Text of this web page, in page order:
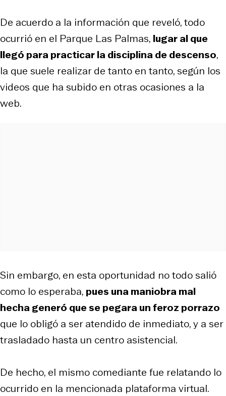
De acuerdo a la información que reveló, todo
ocurrió en el Parque Las Palmas, lugar al que
llegó para practicar la disciplina de descenso,
la que suele realizar de tanto en tanto, según los
videos que ha subido en otras ocasiones a la
web.
Sin embargo, en esta oportunidad no todo salió
como lo esperaba, pues una maniobra mal
hecha generó que se pegara un feroz porrazo
que lo obligó a ser atendido de inmediato, y a ser
trasladado hasta un centro asistencial.
De hecho, el mismo comediante fue relatando lo
ocurrido en la mencionada plataforma virtual.